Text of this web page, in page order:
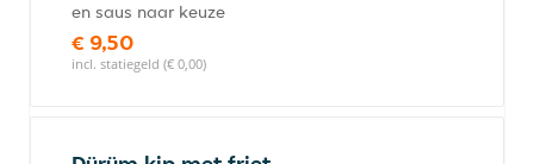
en saus naar keuze
€ 9,50
incl. statiegeld (€ 0,00)